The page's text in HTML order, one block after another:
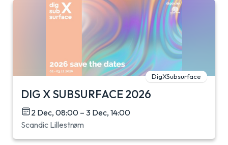
DigXSubsurface
DIG X SUBSURFACE 2026
2 Dec, 08:00 – 3 Dec, 14:00
Scandic Lillestrøm